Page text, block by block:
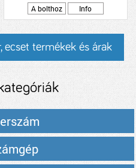
A bolthoz
Info
ecset termékek és árak